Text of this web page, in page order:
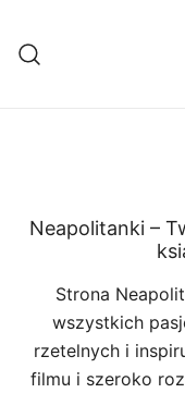
treści
Neapolitanki –
Strona
wszystkich
rzetelnych i
filmu i szeroko